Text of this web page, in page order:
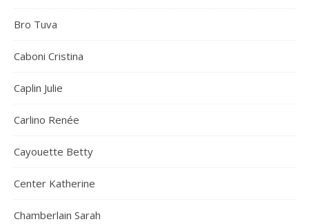
Bro Tuva
Caboni Cristina
Caplin Julie
Carlino Renée
Cayouette Betty
Center Katherine
Chamberlain Sarah